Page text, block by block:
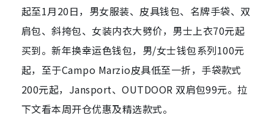
起至1月20日，男女服装、皮具钱包、名牌手袋、双
肩包、斜挎包、女装内衣大劈价，男士上衣70元起
买到。新年换幸运色钱包，男/女士钱包系列100元
起，至于Campo Marzio皮具低至一折，手袋款式
200元起，Jansport、OUTDOOR 双肩包99元。拉
下文看本周开仓优惠及精选款式。